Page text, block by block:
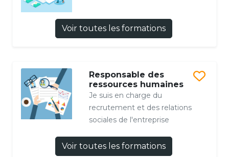
Voir toutes les formations
Responsable des
ressources humaines
Je suis en charge du
recrutement et des relations
sociales de l'entreprise
Voir toutes les formations